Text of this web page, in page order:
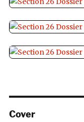
Cover